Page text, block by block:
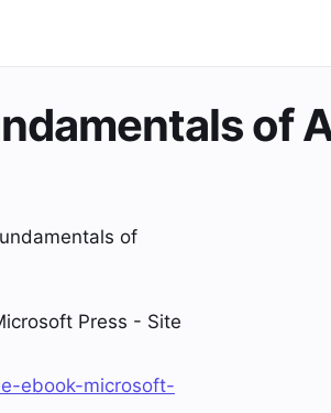
of
of
Press - Site
ebook-microsoft-